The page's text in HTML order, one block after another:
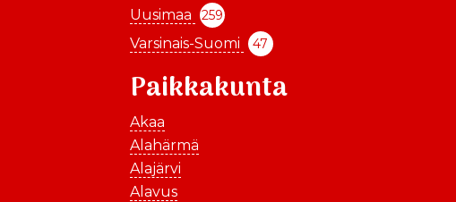
Uusimaa 259
Varsinais-Suomi 47
Paikkakunta
Akaa
Alahärmä
Alajärvi
Alavus